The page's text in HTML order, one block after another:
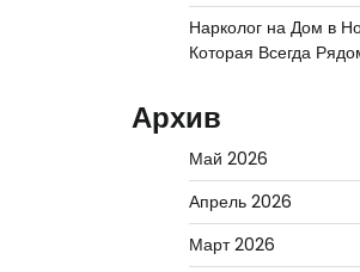
Нарколог на Дом в
Которая Всегда
Архив
Май 2026
Апрель 2026
Март 2026